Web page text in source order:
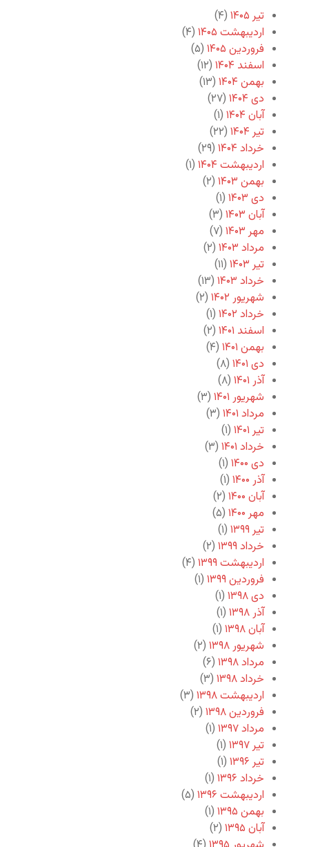
تیر ۱۴۰۵
(۴)
اردیبهشت ۱۴۰۵
(۴)
فروردین ۱۴۰۵
(۵)
اسفند ۱۴۰۴
(۱۲)
بهمن ۱۴۰۴
(۱۳)
دی ۱۴۰۴
(۲۷)
آبان ۱۴۰۴
(۱)
تیر ۱۴۰۴
(۲۲)
خرداد ۱۴۰۴
(۲۹)
اردیبهشت ۱۴۰۴
(۱)
بهمن ۱۴۰۳
(۲)
دی ۱۴۰۳
(۱)
آبان ۱۴۰۳
(۳)
مهر ۱۴۰۳
(۷)
مرداد ۱۴۰۳
(۲)
تیر ۱۴۰۳
(۱۱)
خرداد ۱۴۰۳
(۱۳)
شهریور ۱۴۰۲
(۲)
خرداد ۱۴۰۲
(۱)
اسفند ۱۴۰۱
(۲)
بهمن ۱۴۰۱
(۴)
دی ۱۴۰۱
(۸)
آذر ۱۴۰۱
(۸)
شهریور ۱۴۰۱
(۳)
مرداد ۱۴۰۱
(۳)
تیر ۱۴۰۱
(۱)
خرداد ۱۴۰۱
(۳)
دی ۱۴۰۰
(۱)
آذر ۱۴۰۰
(۱)
آبان ۱۴۰۰
(۲)
مهر ۱۴۰۰
(۵)
تیر ۱۳۹۹
(۱)
خرداد ۱۳۹۹
(۲)
اردیبهشت ۱۳۹۹
(۴)
فروردین ۱۳۹۹
(۱)
دی ۱۳۹۸
(۱)
آذر ۱۳۹۸
(۱)
آبان ۱۳۹۸
(۱)
شهریور ۱۳۹۸
(۲)
مرداد ۱۳۹۸
(۶)
خرداد ۱۳۹۸
(۳)
اردیبهشت ۱۳۹۸
(۳)
فروردین ۱۳۹۸
(۲)
مرداد ۱۳۹۷
(۱)
تیر ۱۳۹۷
(۱)
تیر ۱۳۹۶
(۱)
خرداد ۱۳۹۶
(۱)
اردیبهشت ۱۳۹۶
(۵)
بهمن ۱۳۹۵
(۱)
آبان ۱۳۹۵
(۲)